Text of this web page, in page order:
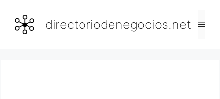
contenido
directoriodenegocios.net